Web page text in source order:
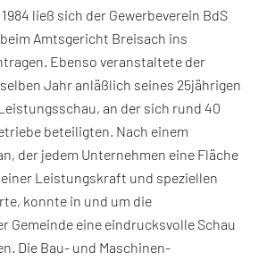
ließ sich der Gewerbeverein BdS
Amtsgericht Breisach ins
Ebenso veranstaltete der
Jahr anläßlich seines 25jährigen
an der sich rund 40
beteiligten. Nach einem
der jedem Unternehmen eine Fläche
Leistungskraft und speziellen
konnte in und um die
Gemeinde eine eindrucksvolle Schau
Die Bau- und Maschinen-